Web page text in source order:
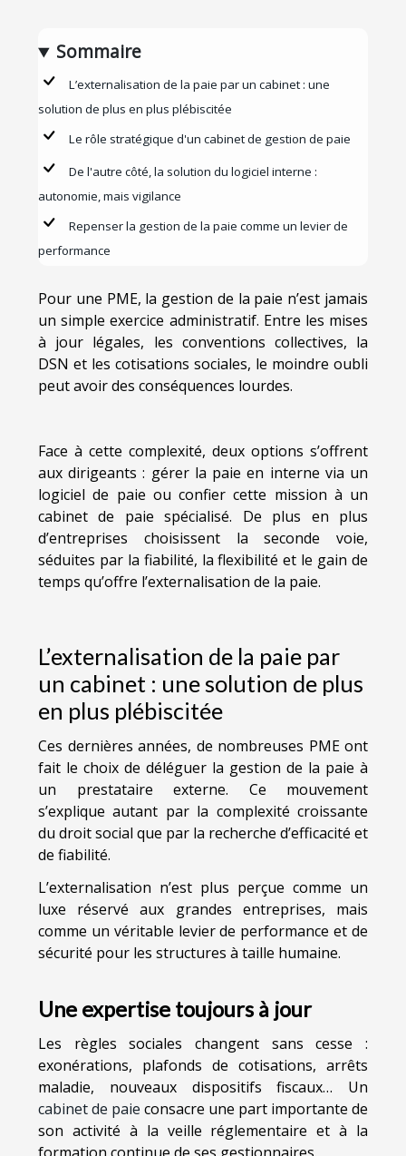
Sommaire
L’externalisation de la paie par un cabinet : une
solution de plus en plus plébiscitée
Le rôle stratégique d'un cabinet de gestion de paie
De l'autre côté, la solution du logiciel interne :
autonomie, mais vigilance
Repenser la gestion de la paie comme un levier de
performance
Pour une PME, la gestion de la paie n’est jamais
un simple exercice administratif. Entre les mises
à jour légales, les conventions collectives, la
DSN et les cotisations sociales, le moindre oubli
peut avoir des conséquences lourdes.
Face à cette complexité, deux options s’offrent
aux dirigeants : gérer la paie en interne via un
logiciel de paie ou confier cette mission à un
cabinet de paie spécialisé. De plus en plus
d’entreprises choisissent la seconde voie,
séduites par la fiabilité, la flexibilité et le gain de
temps qu’offre l’externalisation de la paie.
L’externalisation de la paie par
un cabinet : une solution de plus
en plus plébiscitée
Ces dernières années, de nombreuses PME ont
fait le choix de déléguer la gestion de la paie à
un prestataire externe. Ce mouvement
s’explique autant par la complexité croissante
du droit social que par la recherche d’efficacité et
de fiabilité.
L’externalisation n’est plus perçue comme un
luxe réservé aux grandes entreprises, mais
comme un véritable levier de performance et de
sécurité pour les structures à taille humaine.
Une expertise toujours à jour
Les règles sociales changent sans cesse :
exonérations, plafonds de cotisations, arrêts
maladie, nouveaux dispositifs fiscaux… Un
cabinet de paie consacre une part importante de
son activité à la veille réglementaire et à la